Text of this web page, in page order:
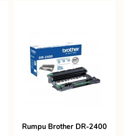
Rumpu Brother DR-2400